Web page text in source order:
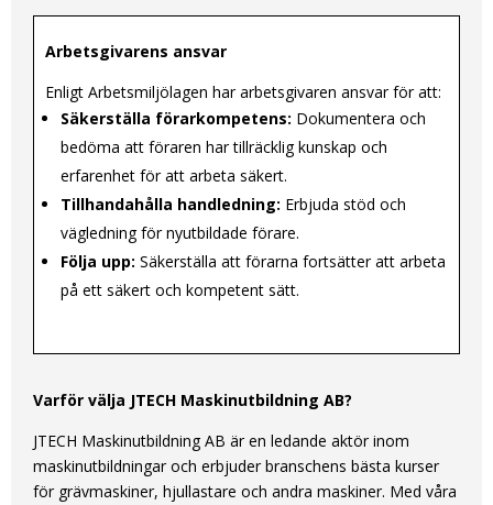
Arbetsgivarens ansvar
Enligt Arbetsmiljölagen har arbetsgivaren ansvar för att:
Säkerställa förarkompetens: Dokumentera och
bedöma att föraren har tillräcklig kunskap och
erfarenhet för att arbeta säkert.
Tillhandahålla handledning: Erbjuda stöd och
vägledning för nyutbildade förare.
Följa upp: Säkerställa att förarna fortsätter att arbeta
på ett säkert och kompetent sätt.
Varför välja JTECH Maskinutbildning AB?
JTECH Maskinutbildning AB är en ledande aktör inom
maskinutbildningar och erbjuder branschens bästa kurser
för grävmaskiner, hjullastare och andra maskiner. Med våra